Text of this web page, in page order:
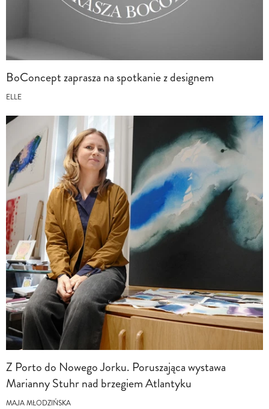
BoConcept zaprasza na spotkanie z designem
ELLE
Z Porto do Nowego Jorku. Poruszająca wystawa
Marianny Stuhr nad brzegiem Atlantyku
MAJA MŁODZIŃSKA